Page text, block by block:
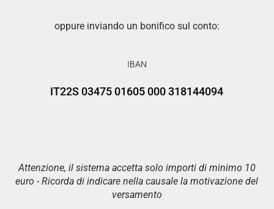
oppure inviando un bonifico sul conto:
IBAN
IT22S 03475 01605 000 318144094
Attenzione, il sistema accetta solo importi di minimo 10
euro - Ricorda di indicare nella causale la motivazione del
versamento